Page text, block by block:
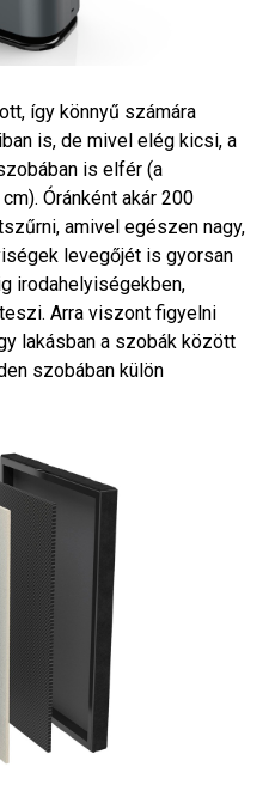
így könnyű számára
is, de mivel elég kicsi, a
is elfér (a
Óránként akár 200
amivel egészen nagy,
levegőjét is gyorsan
irodahelyiségekben,
Arra viszont figyelni
lakásban a szobák között
szobában külön